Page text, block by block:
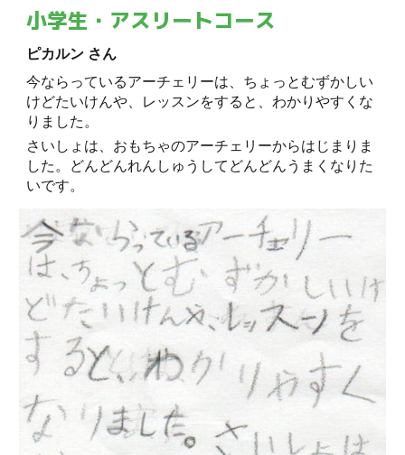
小学生・アスリートコース
ピカルン さん
今ならっているアーチェリーは、ちょっとむずかしい
けどたいけんや、レッスンをすると、わかりやすくな
りました。
さいしょは、おもちゃのアーチェリーからはじまりま
した。どんどんれんしゅうしてどんどんうまくなりた
いです。